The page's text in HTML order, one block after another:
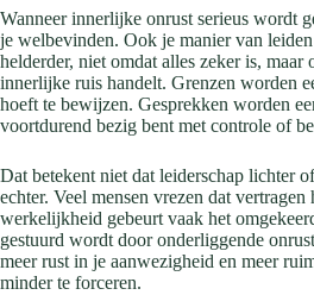
Wanneer innerlijke onrust serieus wordt
je welbevinden. Ook je manier van
helderder, niet omdat alles zeker is, maar
innerlijke ruis handelt. Grenzen worden
hoeft te bewijzen. Gesprekken worden
voortdurend bezig bent met controle of
Dat betekent niet dat leiderschap lichter
echter. Veel mensen vrezen dat
werkelijkheid gebeurt vaak het
gestuurd wordt door onderliggende
meer rust in je aanwezigheid en meer
minder te forceren.